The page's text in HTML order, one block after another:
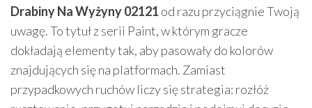
Drabiny Na Wyżyny 02121 od razu przyciągnie Twoją
uwagę. To tytuł z serii Paint, w którym gracze
dokładają elementy tak, aby pasowały do kolorów
znajdujących się na platformach. Zamiast
przypadkowych ruchów liczy się strategia: rozłóż